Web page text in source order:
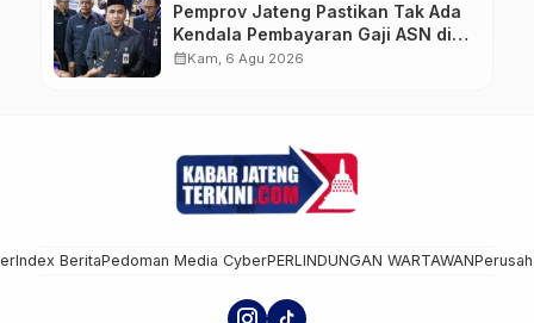
Pemprov Jateng Pastikan Tak Ada
Kendala Pembayaran Gaji ASN di
Tengah Pemangkasan Transfer ke
calendar_monthKam, 6 Agu 2026
Index BeritaPedoman Media CyberPERLINDUNGAN WARTAWAN